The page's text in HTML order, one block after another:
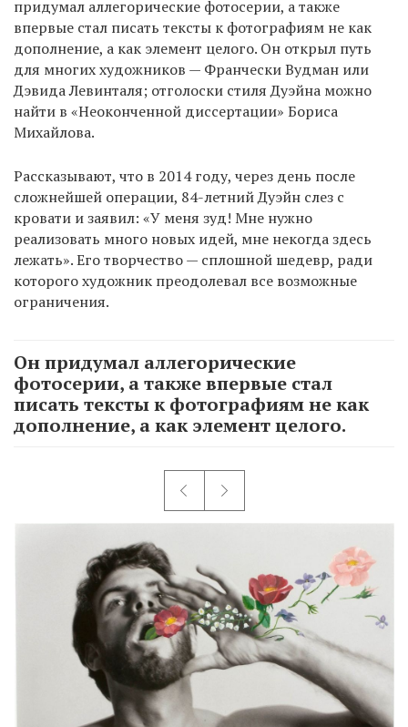
придумал аллегорические фотосерии, а также
впервые стал писать тексты к фотографиям не как
дополнение, а как элемент целого. Он открыл путь
для многих художников — Франчески Вудман или
Дэвида Левинталя; отголоски стиля Дуэйна можно
найти в «Неоконченной диссертации» Бориса
Михайлова.
Рассказывают, что в 2014 году, через день после
сложнейшей операции, 84-летний Дуэйн слез с
кровати и заявил: «У меня зуд! Мне нужно
реализовать много новых идей, мне некогда здесь
лежать». Его творчество — сплошной шедевр, ради
которого художник преодолевал все возможные
ограничения.
Он придумал аллегорические
фотосерии, а также впервые стал
писать тексты к фотографиям не как
дополнение, а как элемент целого.